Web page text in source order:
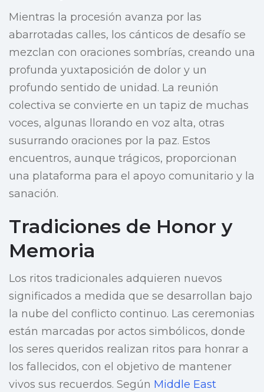
Mientras la procesión avanza por las
abarrotadas calles, los cánticos de desafío se
mezclan con oraciones sombrías, creando una
profunda yuxtaposición de dolor y un
profundo sentido de unidad. La reunión
colectiva se convierte en un tapiz de muchas
voces, algunas llorando en voz alta, otras
susurrando oraciones por la paz. Estos
encuentros, aunque trágicos, proporcionan
una plataforma para el apoyo comunitario y la
sanación.
Tradiciones de Honor y
Memoria
Los ritos tradicionales adquieren nuevos
significados a medida que se desarrollan bajo
la nube del conflicto continuo. Las ceremonias
están marcadas por actos simbólicos, donde
los seres queridos realizan ritos para honrar a
los fallecidos, con el objetivo de mantener
vivos sus recuerdos. Según Middle East